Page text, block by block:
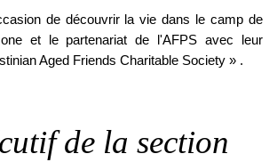
de découvrir la vie dans le camp de
et le partenariat de l'AFPS avec leur
Aged Friends Charitable Society » .
de la section